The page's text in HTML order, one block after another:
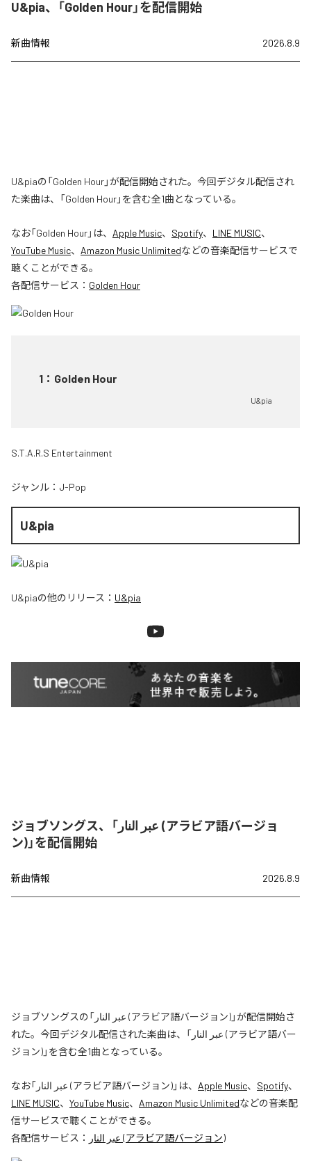
U&pia、「Golden Hour」を配信開始
新曲情報 2026.8.9
U&piaの「Golden Hour」が配信開始された。今回デジタル配信され
た楽曲は、「Golden Hour」を含む全1曲となっている。
なお「Golden Hour」は、 Apple Music、 Spotify、 LINE MUSIC、
YouTube Music、 Amazon Music Unlimitedなどの音楽配信サービスで
聴くことができる。
各配信サービス： Golden Hour
1 ： Golden Hour
U&pia
S.T.A.R.S Entertainment
ジャンル： J-Pop
U&pia
U&piaの他のリリース： U&pia
ジョブソングス、「عبر النار (アラビア語バージョ
ン)」を配信開始
新曲情報 2026.8.9
ジョブソングスの「عبر النار (アラビア語バージョン)」が配信開始さ
れた。今回デジタル配信された楽曲は、「عبر النار (アラビア語バー
ジョン)」を含む全1曲となっている。
なお「 عبر النار (アラビア語バージョン)」は、 Apple Music、 Spotify、
LINE MUSIC、 YouTube Music、 Amazon Music Unlimitedなどの音楽配
信サービスで聴くことができる。
各配信サービス：
عبر النار (アラビア語バージョン)